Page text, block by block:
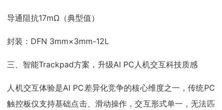
导通阻抗17mΩ（典型值）
封装：DFN 3mm×3mm-12L
三、智能Trackpad方案，升级AI PC人机交互科技质感
人机交互体验是AI PC差异化竞争的核心维度之一，传统PC
触控板仅支持基础点击、滑动操作，交互形式单一，无法匹